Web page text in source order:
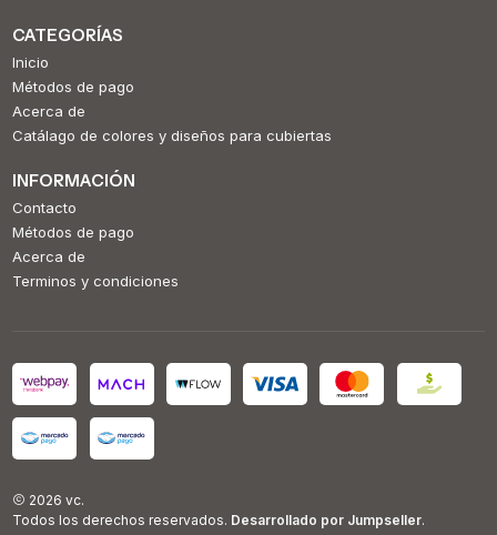
CATEGORÍAS
Inicio
Métodos de pago
Acerca de
Catálago de colores y diseños para cubiertas
INFORMACIÓN
Contacto
Métodos de pago
Acerca de
Terminos y condiciones
2026 vc.
Todos los derechos reservados. Desarrollado por Jumpseller.